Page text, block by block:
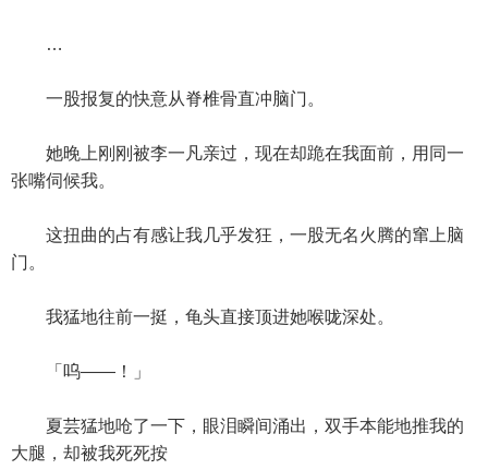
…
一股报复的快意从脊椎骨直冲脑门。
她晚上刚刚被李一凡亲过，现在却跪在我面前，用同一
张嘴伺候我。
这扭曲的占有感让我几乎发狂，一股无名火腾的窜上脑
门。
我猛地往前一挺，龟头直接顶进她喉咙深处。
「呜——！」
夏芸猛地呛了一下，眼泪瞬间涌出，双手本能地推我的
大腿，却被我死死按